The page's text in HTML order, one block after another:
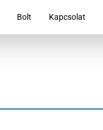
Bolt Kapcsolat